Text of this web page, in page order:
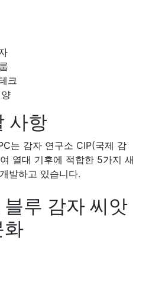
크
사항
는 감자 연구소 CIP(국제 감
열대 기후에 적합한 5가지 새
발하고 있습니다.
루 감자 씨앗
화